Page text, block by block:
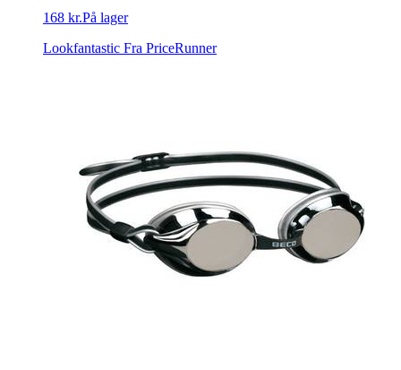
168 kr.På lager
Lookfantastic Fra PriceRunner